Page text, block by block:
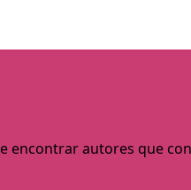
encontrar autores que